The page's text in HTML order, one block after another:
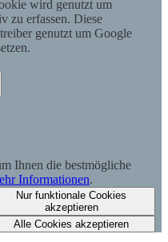
wird genutzt um
zu erfassen. Diese
genutzt um Google
Ihnen die bestmögliche
Informationen.
Nur funktionale Cookies
akzeptieren
Alle Cookies akzeptieren